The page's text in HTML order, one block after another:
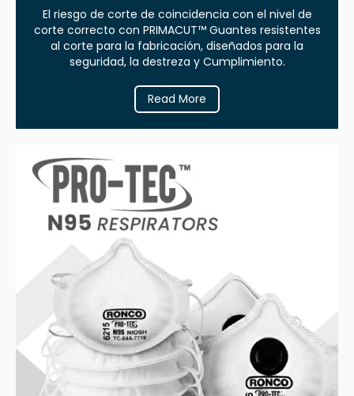
El riesgo de corte de coincidencia con el nivel de
corte correcto con PRIMACUT™ Guantes resistentes
al corte para la fabricación, diseñados para la
seguridad, la destreza y Cumplimiento.
Read More